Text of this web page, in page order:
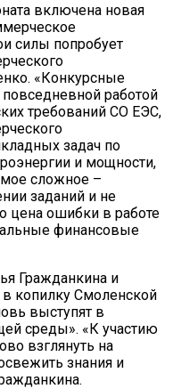
включена новая
силы попробует
«Конкурсные
работой
требований СО ЕЭС,
задач по
и мощности,
сложное –
заданий и не
цена ошибки в работе
финансовые
Гражданкина и
копилку Смоленской
выступят в
среды». «К участию
взглянуть на
знания и